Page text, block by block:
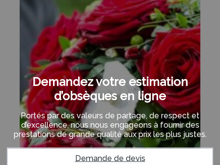
Demandez votre estimation
d’obsèques en ligne
Portés par des valeurs de partage, de respect et
d’excellence, nous nous engageons à fournir des
prestations de grande qualité aux prix les plus justes.
Demande de devis